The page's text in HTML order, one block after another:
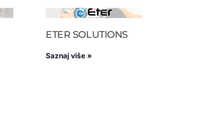
ETER SOLUTIONS
Saznaj više »